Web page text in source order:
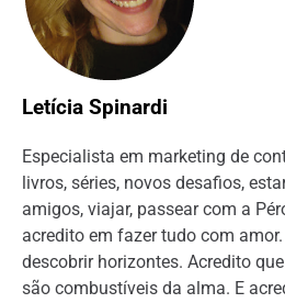
Letícia Spinardi
Especialista em marketing de
livros, séries, novos desafios,
amigos, viajar, passear com a
acredito em fazer tudo com
descobrir horizontes. Acredito
são combustíveis da alma. E